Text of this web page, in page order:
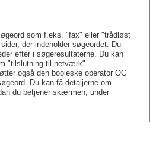
som f.eks. "fax" eller "trådløst
der indeholder søgeordet. Du
efter i søgeresultaterne. Du kan
"tilslutning til netværk".
også den booleske operator OG
Du kan få detaljerne om
du betjener skærmen, under